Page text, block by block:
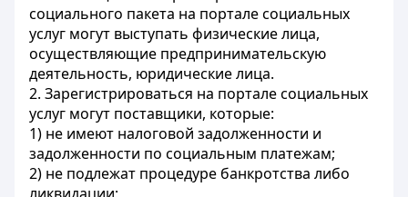
социального пакета на портале социальных
услуг могут выступать физические лица,
осуществляющие предпринимательскую
деятельность, юридические лица.
2. Зарегистрироваться на портале социальных
услуг могут поставщики, которые:
1) не имеют налоговой задолженности и
задолженности по социальным платежам;
2) не подлежат процедуре банкротства либо